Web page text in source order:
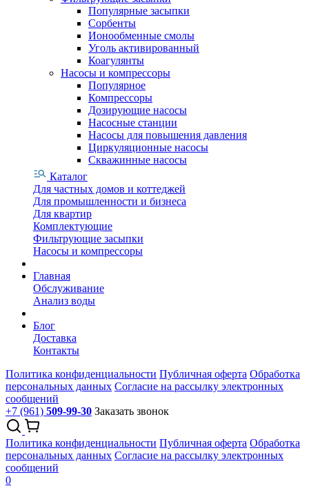
Популярные засыпки
Сорбенты
Ионообменные смолы
Уголь активированный
Коагулянты
Насосы и компрессоры
Популярное
Компрессоры
Дозирующие насосы
Насосные станции
Насосы для повышения давления
Циркуляционные насосы
Скважинные насосы
Каталог
Для частных домов и коттеджей
Для промышленности и бизнеса
Для квартир
Комплектующие
Фильтрующие засыпки
Насосы и компрессоры
Главная
Обслуживание
Анализ воды
Блог
Доставка
Контакты
Политика конфиденциальности Публичная оферта Обработка
персональных данных Согласие на рассылку электронных
сообщений
+7 (961) 509-99-30 Заказать звонок
Политика конфиденциальности Публичная оферта Обработка
персональных данных Согласие на рассылку электронных
сообщений
0